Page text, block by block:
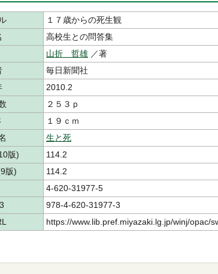
１７歳からの死生観
高校生との問答集
山折 哲雄 ／著
毎日新聞社
2010.2
２５３ｐ
１９ｃｍ
生と死
版)
114.2
版)
114.2
4-620-31977-5
978-4-620-31977-3
https://www.lib.pref.miyazaki.lg.jp/winj/opac/